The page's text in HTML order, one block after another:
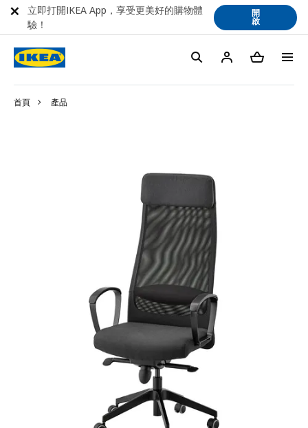
首頁 產品
立即打開IKEA App，享受更美好的購物體
驗！
開
啟